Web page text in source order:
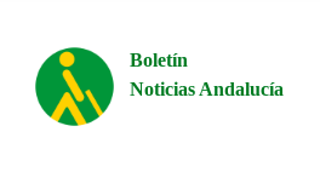
Boletín
Noticias Andalucía